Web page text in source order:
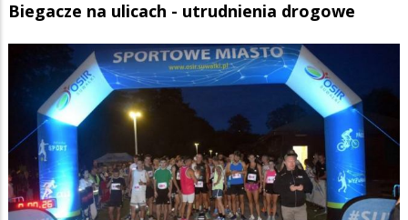
Biegacze na ulicach - utrudnienia drogowe